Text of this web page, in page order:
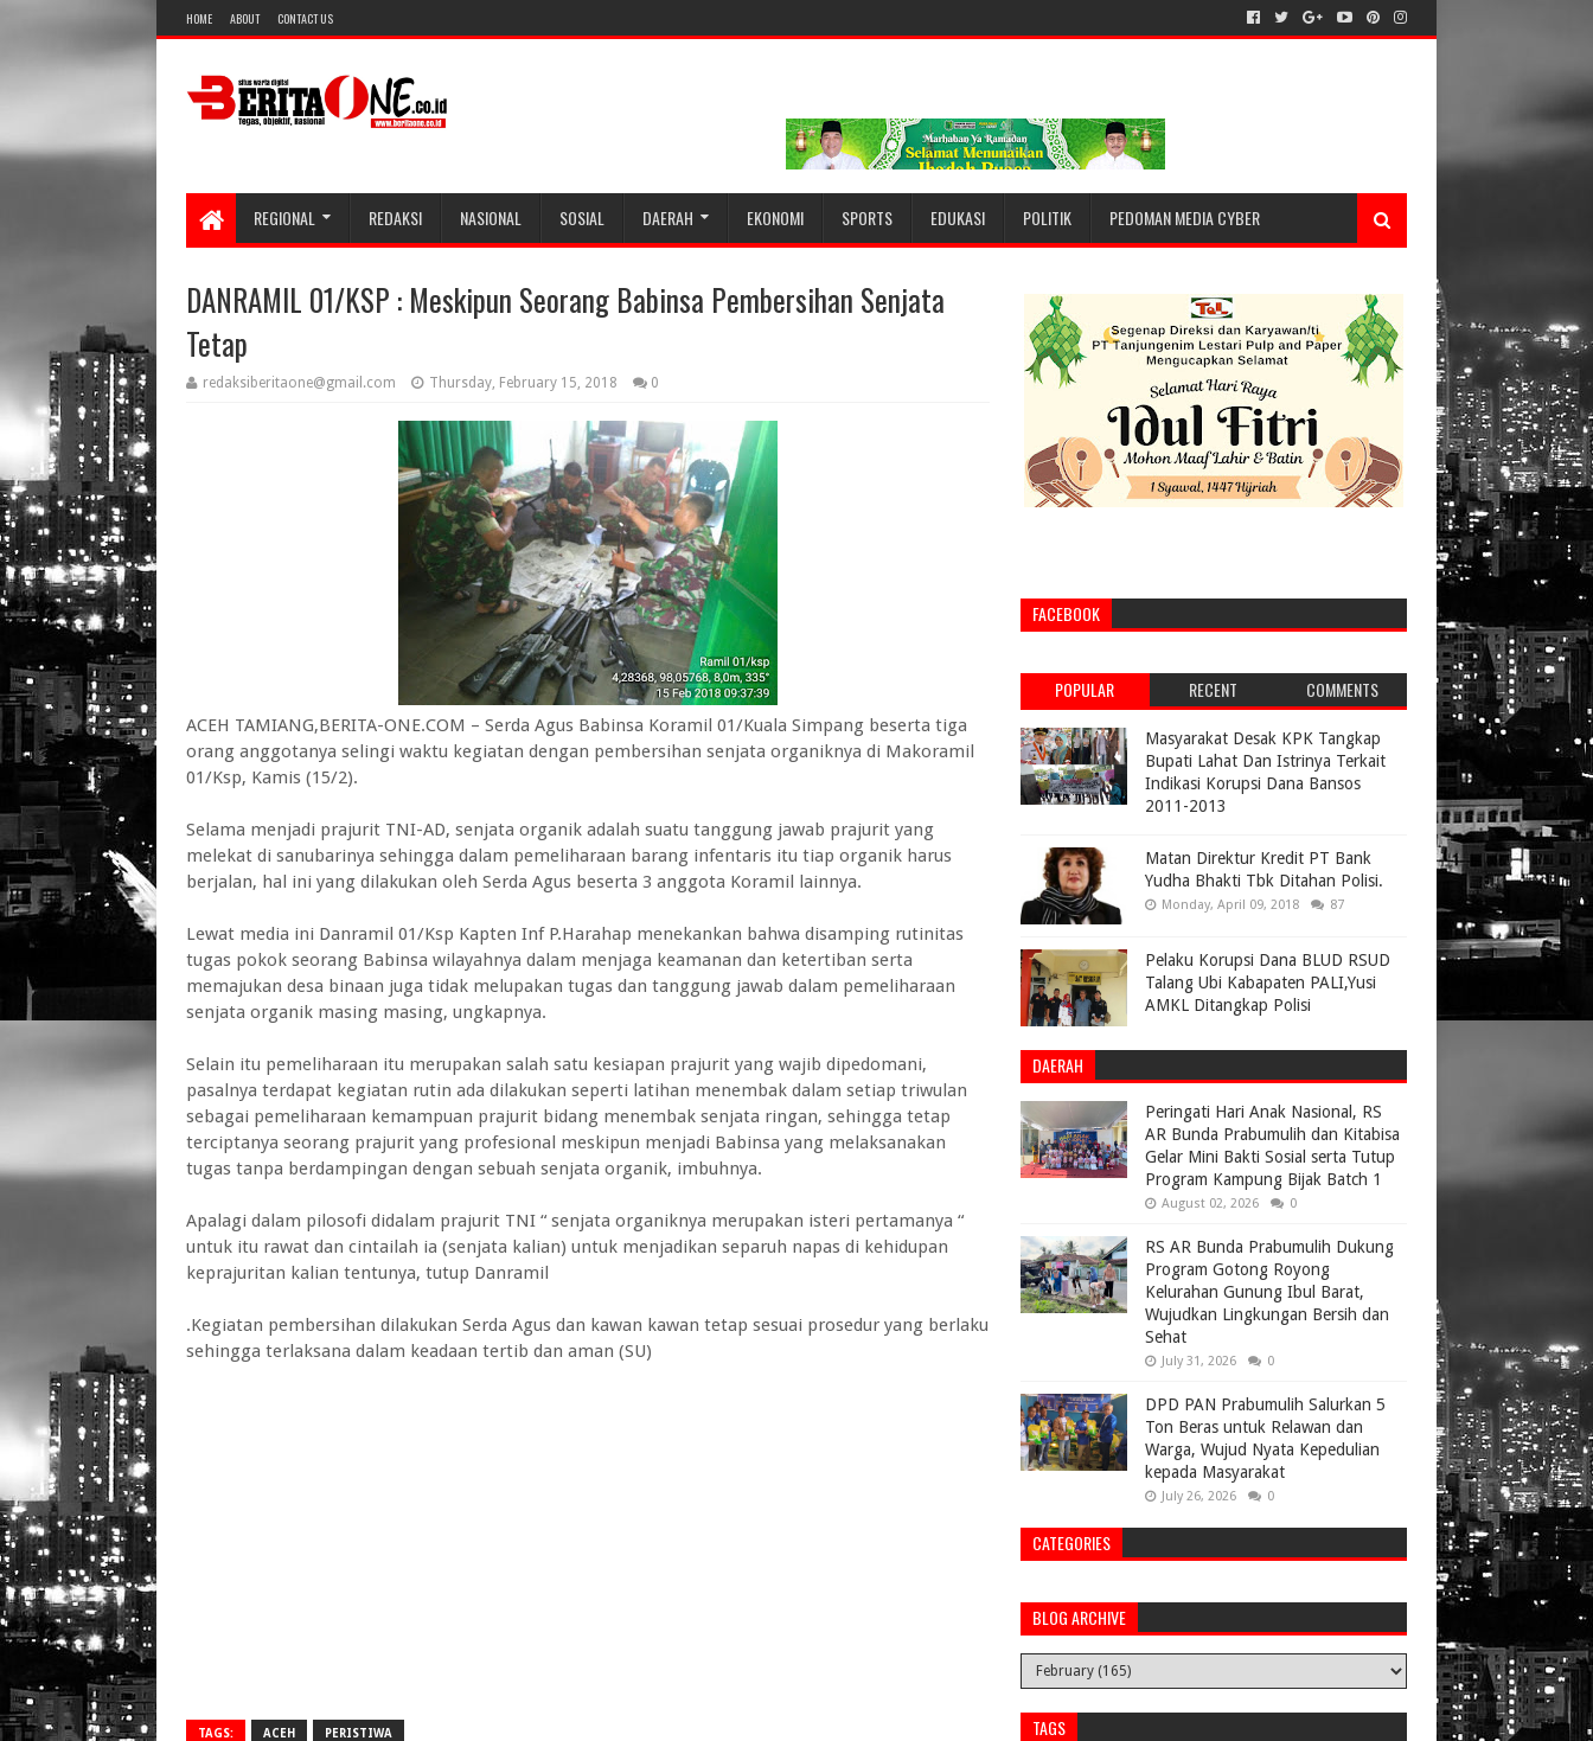
HOME ABOUT CONTACT US
REGIONAL REDAKSI NASIONAL SOSIAL DAERAH EKONOMI SPORTS EDUKASI POLITIK PEDOMAN MEDIA CYBER
DANRAMIL 01/KSP : Meskipun Seorang Babinsa Pembersihan Senjata
Tetap
redaksiberitaone@gmail.com Thursday, February 15, 2018 0
ACEH TAMIANG,BERITA-ONE.COM – Serda Agus Babinsa Koramil 01/Kuala Simpang beserta tiga
orang anggotanya selingi waktu kegiatan dengan pembersihan senjata organiknya di Makoramil
01/Ksp, Kamis (15/2).
Selama menjadi prajurit TNI-AD, senjata organik adalah suatu tanggung jawab prajurit yang
melekat di sanubarinya sehingga dalam pemeliharaan barang infentaris itu tiap organik harus
berjalan, hal ini yang dilakukan oleh Serda Agus beserta 3 anggota Koramil lainnya.
Lewat media ini Danramil 01/Ksp Kapten Inf P.Harahap menekankan bahwa disamping rutinitas
tugas pokok seorang Babinsa wilayahnya dalam menjaga keamanan dan ketertiban serta
memajukan desa binaan juga tidak melupakan tugas dan tanggung jawab dalam pemeliharaan
senjata organik masing masing, ungkapnya.
Selain itu pemeliharaan itu merupakan salah satu kesiapan prajurit yang wajib dipedomani,
pasalnya terdapat kegiatan rutin ada dilakukan seperti latihan menembak dalam setiap triwulan
sebagai pemeliharaan kemampuan prajurit bidang menembak senjata ringan, sehingga tetap
terciptanya seorang prajurit yang profesional meskipun menjadi Babinsa yang melaksanakan
tugas tanpa berdampingan dengan sebuah senjata organik, imbuhnya.
Apalagi dalam pilosofi didalam prajurit TNI “ senjata organiknya merupakan isteri pertamanya “
untuk itu rawat dan cintailah ia (senjata kalian) untuk menjadikan separuh napas di kehidupan
keprajuritan kalian tentunya, tutup Danramil
.Kegiatan pembersihan dilakukan Serda Agus dan kawan kawan tetap sesuai prosedur yang berlaku
sehingga terlaksana dalam keadaan tertib dan aman (SU)
TAGS: ACEH PERISTIWA
FACEBOOK
POPULAR RECENT COMMENTS
Masyarakat Desak KPK Tangkap
Bupati Lahat Dan Istrinya Terkait
Indikasi Korupsi Dana Bansos
2011-2013
Matan Direktur Kredit PT Bank
Yudha Bhakti Tbk Ditahan Polisi.
Monday, April 09, 2018 87
Pelaku Korupsi Dana BLUD RSUD
Talang Ubi Kabapaten PALI,Yusi
AMKL Ditangkap Polisi
DAERAH
Peringati Hari Anak Nasional, RS
AR Bunda Prabumulih dan Kitabisa
Gelar Mini Bakti Sosial serta Tutup
Program Kampung Bijak Batch 1
August 02, 2026 0
RS AR Bunda Prabumulih Dukung
Program Gotong Royong
Kelurahan Gunung Ibul Barat,
Wujudkan Lingkungan Bersih dan
Sehat
July 31, 2026 0
DPD PAN Prabumulih Salurkan 5
Ton Beras untuk Relawan dan
Warga, Wujud Nyata Kepedulian
kepada Masyarakat
July 26, 2026 0
CATEGORIES
BLOG ARCHIVE
TAGS